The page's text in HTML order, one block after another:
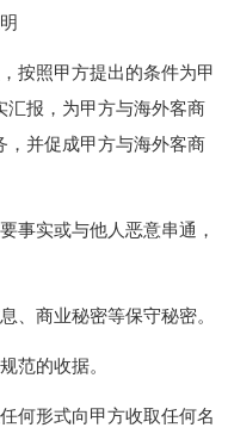
照甲方提出的条件为甲
汇报，为甲方与海外客商
，并促成甲方与海外客商
实或与他人恶意串通，
商业秘密等保守秘密。
的收据。
形式向甲方收取任何名